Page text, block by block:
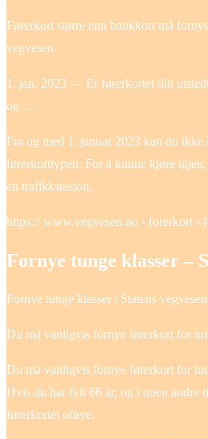
Førerkort større enn bankkort må
vegvesen
1. jan. 2023 — Er førerkortet ditt
og …
Fra og med 1. januar 2023 kan du ikke
førerkorttypen. For å kunne kjøre
en trafikkstasjon.
https:// www.vegvesen.no › forerkort ›
Fornye tunge klasser –
Fornye tunge klasser | Statens vegvesen
Du må vanligvis fornye førerkort for
Du må vanligvis fornye førerkort for
Hvis du har fylt 66 år, og i noen andre
førerkortet oftere.